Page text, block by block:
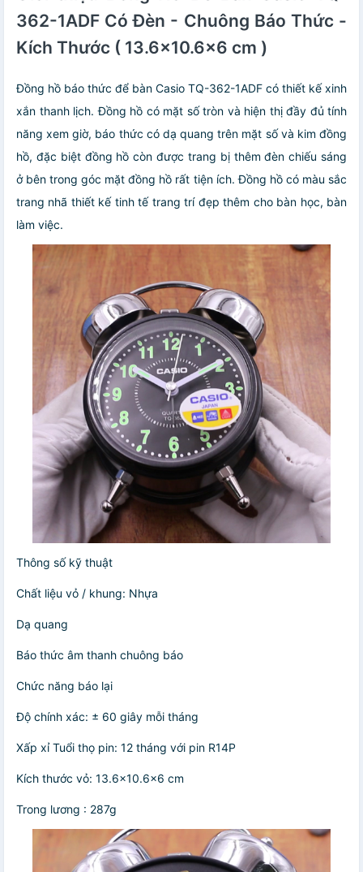
362-1ADF Có Đèn - Chuông Báo Thức -
Kích Thước ( 13.6×10.6×6 cm )
Đồng hồ báo thức để bàn Casio TQ-362-1ADF có thiết kế xinh
xắn thanh lịch. Đồng hồ có mặt số tròn và hiện thị đầy đủ tính
năng xem giờ, báo thức có dạ quang trên mặt số và kim đồng
hồ, đặc biệt đồng hồ còn được trang bị thêm đèn chiếu sáng
ở bên trong góc mặt đồng hồ rất tiện ích. Đồng hồ có màu sắc
trang nhã thiết kế tinh tế trang trí đẹp thêm cho bàn học, bàn
làm việc.
Thông số kỹ thuật
Chất liệu vỏ / khung: Nhựa
Dạ quang
Báo thức âm thanh chuông báo
Chức năng báo lại
Độ chính xác: ± 60 giây mỗi tháng
Xấp xỉ Tuổi thọ pin: 12 tháng với pin R14P
Kích thước vỏ: 13.6×10.6×6 cm
Trong lương : 287g